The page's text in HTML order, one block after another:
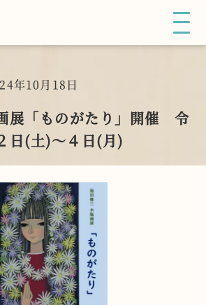
年10月18日
展「ものがたり」開催 令
日(土)～４日(月)